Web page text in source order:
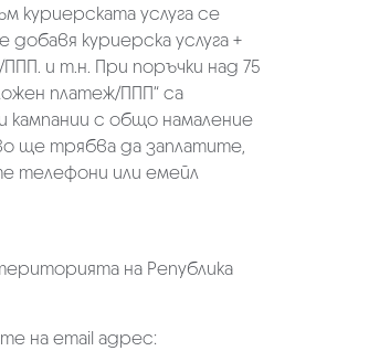
куриерската услуга се
куриерска услуга +
и т.н. При поръчки над 75
платеж/ППП“ са
кампании с общо намаление
ще трябва да заплатите,
телефони или емейл
на Република
на email адрес: